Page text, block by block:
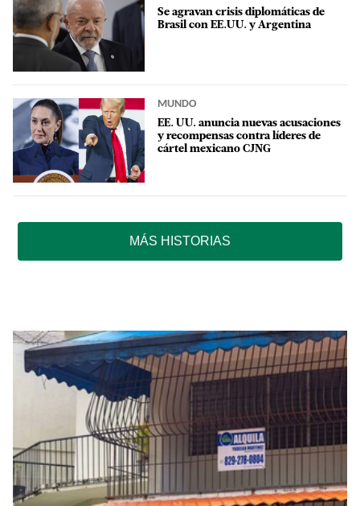
Se agravan crisis diplomáticas de
Brasil con EE.UU. y Argentina
MUNDO
EE. UU. anuncia nuevas acusaciones
y recompensas contra líderes de
cártel mexicano CJNG
MÁS HISTORIAS